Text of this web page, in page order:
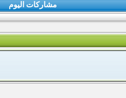
مشاركات اليوم